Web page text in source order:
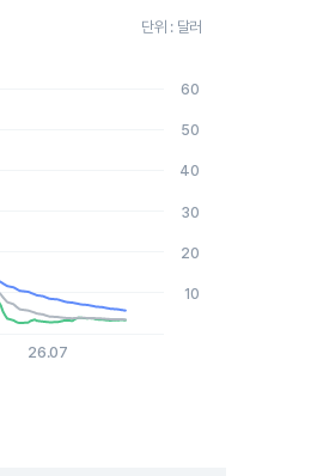
단위 : 달러
2026-08-06 15:00:00.
26.07
10
20
30
40
50
60